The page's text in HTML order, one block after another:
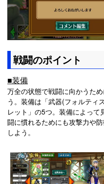
戦闘のポイント
■装備
万全の状態で戦闘に向かうた
う。装備は「武器(フォルティ
レット」の5つ。装備によっ
闘に慣れるためにも攻撃力や
しよう。